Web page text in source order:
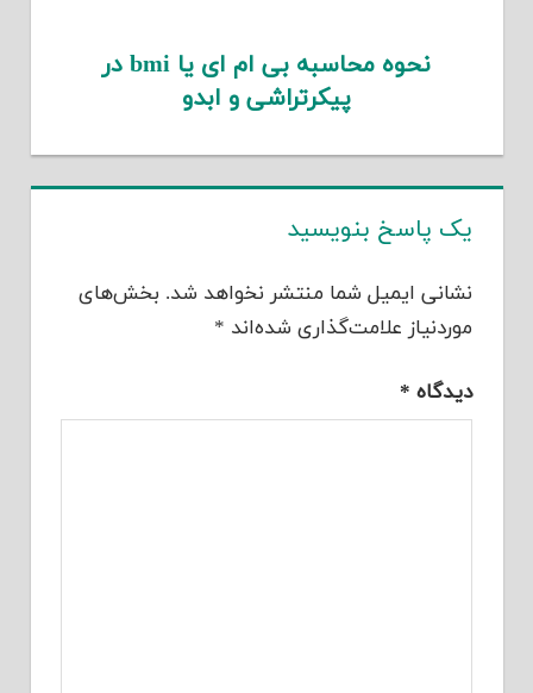
نحوه محاسبه بی ام ای یا bmi در
پیکرتراشی و ابدو
یک پاسخ بنویسید
نشانی ایمیل شما منتشر نخواهد شد. بخش‌های
موردنیاز علامت‌گذاری شده‌اند *
دیدگاه *